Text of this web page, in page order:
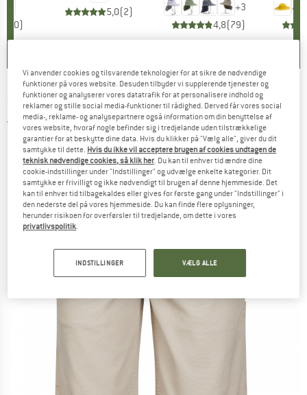
0)
5,0(2) +3
4,8(79)
CARHARTT -Rigby Dungaree Short - Shorts
5,0(1)
Vi anvender cookies og tilsvarende teknologier for at sikre de nødvendige
funktioner på vores website. Desuden tilbyder vi supplerende tjenester og
funktioner og analyserer vores datatrafik for at personalisere indhold og
reklamer og stille social media-funktioner til rådighed. Derved får vores social
media-, reklame- og analysepartnere også information om din benyttelse af
vores website, hvoraf nogle befinder sig i tredjelande uden tilstrækkelige
garantier for at beskytte dine data. Hvis du klikker på "Vælg alle", giver du dit
samtykke til dette. Hvis du ikke vil acceptere brugen af cookies undtagen de
teknisk nødvendige cookies, så klik her. Du kan til enhver tid ændre dine
cookie-indstillinger under "Indstillinger" og udvælge enkelte kategorier. Dit
samtykke er frivilligt og ikke nødvendigt til brugen af denne hjemmeside. Det
kan til enhver tid tilbagekaldes eller gives for første gang under "Indstillinger" i
den nederste del på vores hjemmeside. Du kan finde flere oplysninger,
herunder risikoen for overførsler til tredjelande, om dette i vores
privatlivspolitik.
INDSTILLINGER VÆLG ALLE